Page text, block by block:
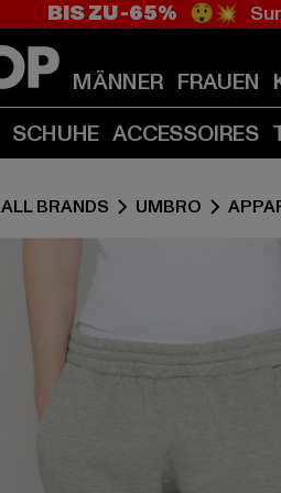
BIS ZU -65% 😲💥
MÄNNER FRAUEN
SCHUHE ACCESSOIRES
ALL BRANDS UMBRO